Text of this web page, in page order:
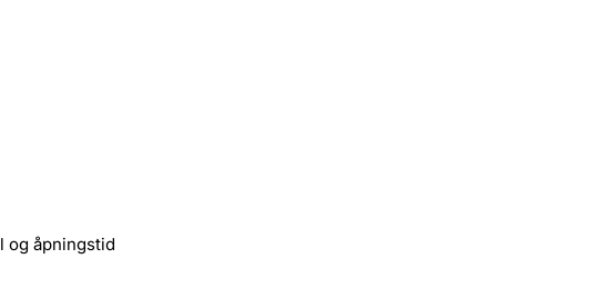
og åpningstid